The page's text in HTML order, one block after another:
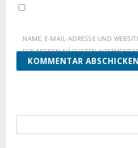
NAME, E-MAIL-ADRESSE UND
FÜR MEINEN NÄCHSTEN